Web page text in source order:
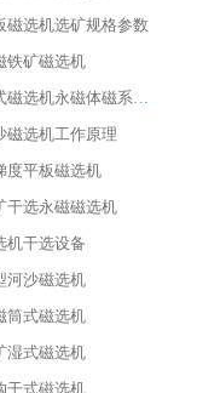
磁选机选矿规格参数
铁矿磁选机
西藏筒式磁选机永磁体磁系设计
磁选机工作原理
度平板磁选机
干选永磁磁选机
机干选设备
河沙磁选机
筒式磁选机
湿式磁选机
干式磁选机